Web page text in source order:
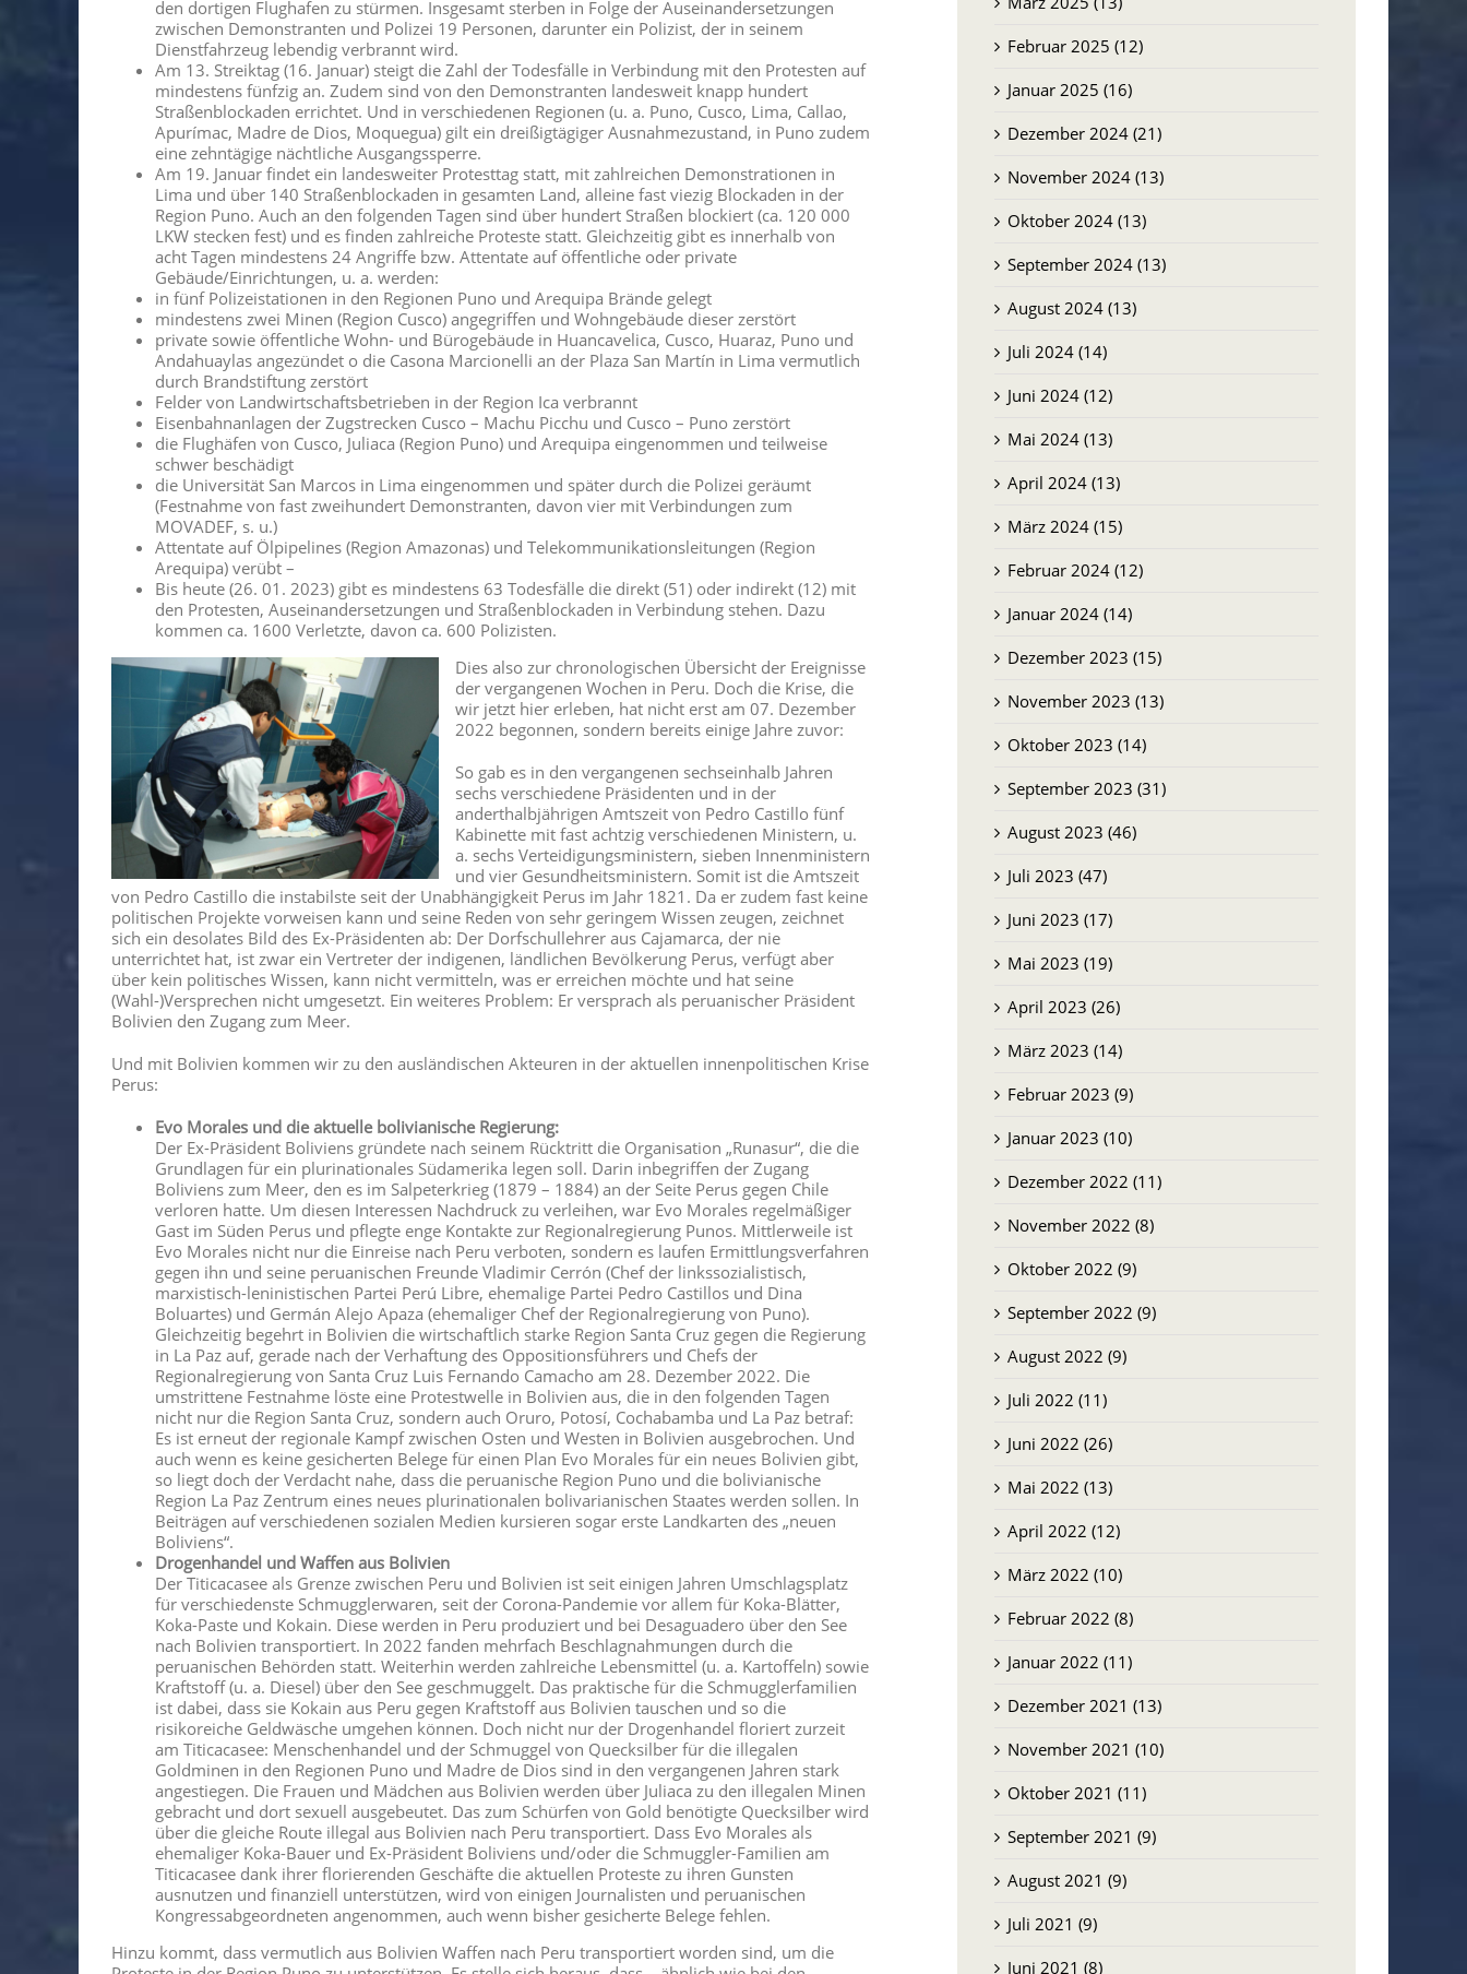
den dortigen Flughafen zu stürmen. Insgesamt sterben in Folge der Auseinandersetzungen
zwischen Demonstranten und Polizei 19 Personen, darunter ein Polizist, der in seinem
Dienstfahrzeug lebendig verbrannt wird.
Am 13. Streiktag (16. Januar) steigt die Zahl der Todesfälle in Verbindung mit den Protesten auf
mindestens fünfzig an. Zudem sind von den Demonstranten landesweit knapp hundert
Straßenblockaden errichtet. Und in verschiedenen Regionen (u. a. Puno, Cusco, Lima, Callao,
Apurímac, Madre de Dios, Moquegua) gilt ein dreißigtägiger Ausnahmezustand, in Puno zudem
eine zehntägige nächtliche Ausgangssperre.
Am 19. Januar findet ein landesweiter Protesttag statt, mit zahlreichen Demonstrationen in
Lima und über 140 Straßenblockaden in gesamten Land, alleine fast viezig Blockaden in der
Region Puno. Auch an den folgenden Tagen sind über hundert Straßen blockiert (ca. 120 000
LKW stecken fest) und es finden zahlreiche Proteste statt. Gleichzeitig gibt es innerhalb von
acht Tagen mindestens 24 Angriffe bzw. Attentate auf öffentliche oder private
Gebäude/Einrichtungen, u. a. werden:
in fünf Polizeistationen in den Regionen Puno und Arequipa Brände gelegt
mindestens zwei Minen (Region Cusco) angegriffen und Wohngebäude dieser zerstört
private sowie öffentliche Wohn- und Bürogebäude in Huancavelica, Cusco, Huaraz, Puno und
Andahuaylas angezündet o die Casona Marcionelli an der Plaza San Martín in Lima vermutlich
durch Brandstiftung zerstört
Felder von Landwirtschaftsbetrieben in der Region Ica verbrannt
Eisenbahnanlagen der Zugstrecken Cusco – Machu Picchu und Cusco – Puno zerstört
die Flughäfen von Cusco, Juliaca (Region Puno) und Arequipa eingenommen und teilweise
schwer beschädigt
die Universität San Marcos in Lima eingenommen und später durch die Polizei geräumt
(Festnahme von fast zweihundert Demonstranten, davon vier mit Verbindungen zum
MOVADEF, s. u.)
Attentate auf Ölpipelines (Region Amazonas) und Telekommunikationsleitungen (Region
Arequipa) verübt –
Bis heute (26. 01. 2023) gibt es mindestens 63 Todesfälle die direkt (51) oder indirekt (12) mit
den Protesten, Auseinandersetzungen und Straßenblockaden in Verbindung stehen. Dazu
kommen ca. 1600 Verletzte, davon ca. 600 Polizisten.
Dies also zur chronologischen Übersicht der Ereignisse
der vergangenen Wochen in Peru. Doch die Krise, die
wir jetzt hier erleben, hat nicht erst am 07. Dezember
2022 begonnen, sondern bereits einige Jahre zuvor:
So gab es in den vergangenen sechseinhalb Jahren
sechs verschiedene Präsidenten und in der
anderthalbjährigen Amtszeit von Pedro Castillo fünf
Kabinette mit fast achtzig verschiedenen Ministern, u.
a. sechs Verteidigungsministern, sieben Innenministern
und vier Gesundheitsministern. Somit ist die Amtszeit
von Pedro Castillo die instabilste seit der Unabhängigkeit Perus im Jahr 1821. Da er zudem fast keine
politischen Projekte vorweisen kann und seine Reden von sehr geringem Wissen zeugen, zeichnet
sich ein desolates Bild des Ex-Präsidenten ab: Der Dorfschullehrer aus Cajamarca, der nie
unterrichtet hat, ist zwar ein Vertreter der indigenen, ländlichen Bevölkerung Perus, verfügt aber
über kein politisches Wissen, kann nicht vermitteln, was er erreichen möchte und hat seine
(Wahl-)Versprechen nicht umgesetzt. Ein weiteres Problem: Er versprach als peruanischer Präsident
Bolivien den Zugang zum Meer.
Und mit Bolivien kommen wir zu den ausländischen Akteuren in der aktuellen innenpolitischen Krise
Perus:
Evo Morales und die aktuelle bolivianische Regierung:
Der Ex-Präsident Boliviens gründete nach seinem Rücktritt die Organisation „Runasur“, die die
Grundlagen für ein plurinationales Südamerika legen soll. Darin inbegriffen der Zugang
Boliviens zum Meer, den es im Salpeterkrieg (1879 – 1884) an der Seite Perus gegen Chile
verloren hatte. Um diesen Interessen Nachdruck zu verleihen, war Evo Morales regelmäßiger
Gast im Süden Perus und pflegte enge Kontakte zur Regionalregierung Punos. Mittlerweile ist
Evo Morales nicht nur die Einreise nach Peru verboten, sondern es laufen Ermittlungsverfahren
gegen ihn und seine peruanischen Freunde Vladimir Cerrón (Chef der linkssozialistisch,
marxistisch-leninistischen Partei Perú Libre, ehemalige Partei Pedro Castillos und Dina
Boluartes) und Germán Alejo Apaza (ehemaliger Chef der Regionalregierung von Puno).
Gleichzeitig begehrt in Bolivien die wirtschaftlich starke Region Santa Cruz gegen die Regierung
in La Paz auf, gerade nach der Verhaftung des Oppositionsführers und Chefs der
Regionalregierung von Santa Cruz Luis Fernando Camacho am 28. Dezember 2022. Die
umstrittene Festnahme löste eine Protestwelle in Bolivien aus, die in den folgenden Tagen
nicht nur die Region Santa Cruz, sondern auch Oruro, Potosí, Cochabamba und La Paz betraf:
Es ist erneut der regionale Kampf zwischen Osten und Westen in Bolivien ausgebrochen. Und
auch wenn es keine gesicherten Belege für einen Plan Evo Morales für ein neues Bolivien gibt,
so liegt doch der Verdacht nahe, dass die peruanische Region Puno und die bolivianische
Region La Paz Zentrum eines neues plurinationalen bolivarianischen Staates werden sollen. In
Beiträgen auf verschiedenen sozialen Medien kursieren sogar erste Landkarten des „neuen
Boliviens“.
Drogenhandel und Waffen aus Bolivien
Der Titicacasee als Grenze zwischen Peru und Bolivien ist seit einigen Jahren Umschlagsplatz
für verschiedenste Schmugglerwaren, seit der Corona-Pandemie vor allem für Koka-Blätter,
Koka-Paste und Kokain. Diese werden in Peru produziert und bei Desaguadero über den See
nach Bolivien transportiert. In 2022 fanden mehrfach Beschlagnahmungen durch die
peruanischen Behörden statt. Weiterhin werden zahlreiche Lebensmittel (u. a. Kartoffeln) sowie
Kraftstoff (u. a. Diesel) über den See geschmuggelt. Das praktische für die Schmugglerfamilien
ist dabei, dass sie Kokain aus Peru gegen Kraftstoff aus Bolivien tauschen und so die
risikoreiche Geldwäsche umgehen können. Doch nicht nur der Drogenhandel floriert zurzeit
am Titicacasee: Menschenhandel und der Schmuggel von Quecksilber für die illegalen
Goldminen in den Regionen Puno und Madre de Dios sind in den vergangenen Jahren stark
angestiegen. Die Frauen und Mädchen aus Bolivien werden über Juliaca zu den illegalen Minen
gebracht und dort sexuell ausgebeutet. Das zum Schürfen von Gold benötigte Quecksilber wird
über die gleiche Route illegal aus Bolivien nach Peru transportiert. Dass Evo Morales als
ehemaliger Koka-Bauer und Ex-Präsident Boliviens und/oder die Schmuggler-Familien am
Titicacasee dank ihrer florierenden Geschäfte die aktuellen Proteste zu ihren Gunsten
ausnutzen und finanziell unterstützen, wird von einigen Journalisten und peruanischen
Kongressabgeordneten angenommen, auch wenn bisher gesicherte Belege fehlen.
Hinzu kommt, dass vermutlich aus Bolivien Waffen nach Peru transportiert worden sind, um die
Februar 2025 (12)
Januar 2025 (16)
Dezember 2024 (21)
November 2024 (13)
Oktober 2024 (13)
September 2024 (13)
August 2024 (13)
Juli 2024 (14)
Juni 2024 (12)
Mai 2024 (13)
April 2024 (13)
März 2024 (15)
Februar 2024 (12)
Januar 2024 (14)
Dezember 2023 (15)
November 2023 (13)
Oktober 2023 (14)
September 2023 (31)
August 2023 (46)
Juli 2023 (47)
Juni 2023 (17)
Mai 2023 (19)
April 2023 (26)
März 2023 (14)
Februar 2023 (9)
Januar 2023 (10)
Dezember 2022 (11)
November 2022 (8)
Oktober 2022 (9)
September 2022 (9)
August 2022 (9)
Juli 2022 (11)
Juni 2022 (26)
Mai 2022 (13)
April 2022 (12)
März 2022 (10)
Februar 2022 (8)
Januar 2022 (11)
Dezember 2021 (13)
November 2021 (10)
Oktober 2021 (11)
September 2021 (9)
August 2021 (9)
Juli 2021 (9)
Juni 2021 (8)